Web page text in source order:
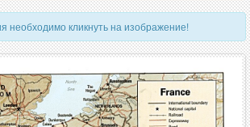
необходимо кликнуть на изображение!